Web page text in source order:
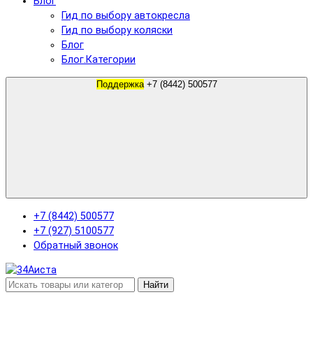
Гид по выбору автокресла
Гид по выбору коляски
Блог
Блог.Категории
Поддержка +7 (8442) 500577
+7 (8442) 500577
+7 (927) 5100577
Обратный звонок
Найти